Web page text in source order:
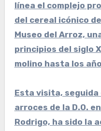
línea el complejo
del cereal icónico
Museo del Arroz,
principios del siglo
molino hasta los
Esta visita, seguida
arroces de la D.O.
Rodrigo, ha sido la